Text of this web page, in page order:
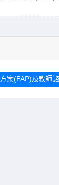
案(EAP)及教師